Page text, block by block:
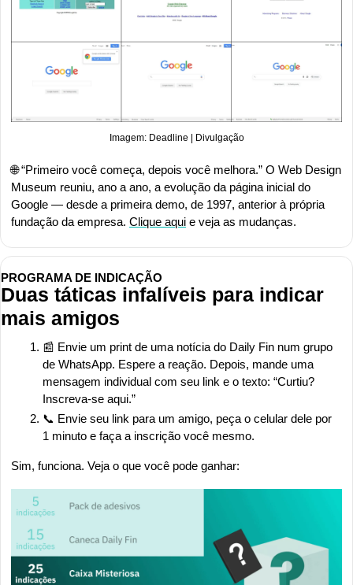
Imagem: Deadline | Divulgação
🌐 “Primeiro você começa, depois você melhora.” O Web Design
Museum reuniu, ano a ano, a evolução da página inicial do
Google — desde a primeira demo, de 1997, anterior à própria
fundação da empresa. Clique aqui e veja as mudanças.
PROGRAMA DE INDICAÇÃO
Duas táticas infalíveis para indicar
mais amigos
📰 Envie um print de uma notícia do Daily Fin num grupo
de WhatsApp. Espere a reação. Depois, mande uma
mensagem individual com seu link e o texto: “Curtiu?
Inscreva-se aqui.”
📞 Envie seu link para um amigo, peça o celular dele por
1 minuto e faça a inscrição você mesmo.
Sim, funciona. Veja o que você pode ganhar: